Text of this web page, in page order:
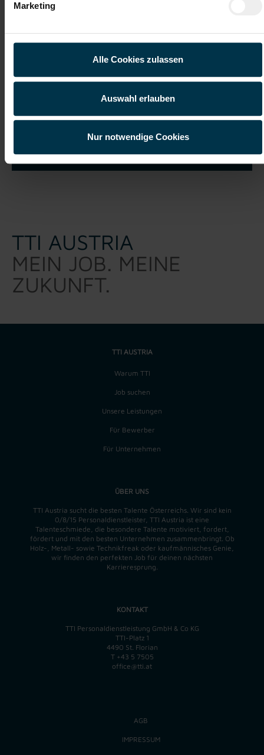
Marketing
Alle Cookies zulassen
Auswahl erlauben
Nur notwendige Cookies
und willige ein, dass meine personenbezogenen Daten im
Rahmen meiner Initiativbewerbung für die Dauer von drei
Jahren verarbeitet werden dürfen.*
Job suchen
TTI AUSTRIA
MEIN JOB. MEINE
ZUKUNFT.
TTI AUSTRIA
Warum TTI
Job suchen
Unsere Leistungen
Für Bewerber
Für Unternehmen
ÜBER UNS
TTI Austria sucht die besten Talente Österreichs. Wir sind kein
0/8/15 Personaldienstleister, TTI Austria ist eine
Talenteschmiede, die besondere Talente motiviert, fordert,
fördert und mit den besten Unternehmen zusammenbringt. Ob
Holz-, Metall- sowie Technikfreak oder kaufmännisches Genie,
wir finden den perfekten Job für deinen nächsten
Karrieresprung.
KONTAKT
TTI Personaldienstleistung GmbH & Co KG
TTI-Platz 1
4490 St. Florian
T +43 5 7505
office@tti.at
AGB
IMPRESSUM